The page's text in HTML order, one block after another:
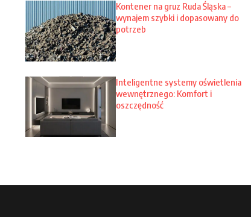
Kontener na gruz Ruda Śląska –
wynajem szybki i dopasowany do
potrzeb
Inteligentne systemy oświetlenia
wewnętrznego: Komfort i
oszczędność